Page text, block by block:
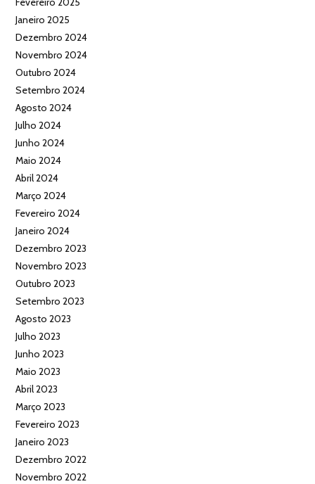
Janeiro 2025
Dezembro 2024
Novembro 2024
Outubro 2024
Setembro 2024
Agosto 2024
Julho 2024
Junho 2024
Maio 2024
Abril 2024
Março 2024
Fevereiro 2024
Janeiro 2024
Dezembro 2023
Novembro 2023
Outubro 2023
Setembro 2023
Agosto 2023
Julho 2023
Junho 2023
Maio 2023
Abril 2023
Março 2023
Fevereiro 2023
Janeiro 2023
Dezembro 2022
Novembro 2022